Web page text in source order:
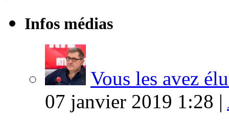
Infos médias
Vous les avez
07 janvier 2019 1:28 |